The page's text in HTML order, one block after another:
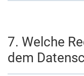
7. Welche
dem